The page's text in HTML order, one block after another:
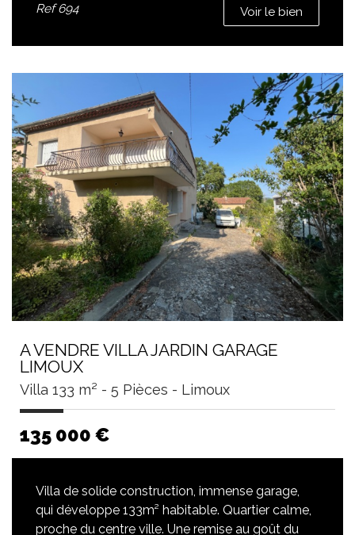
Ref694 Voir le bien
A VENDRE VILLA JARDIN GARAGE
LIMOUX
Villa 133 m² - 5 Pièces - Limoux
135 000 €
Villa de solide construction, immense garage,
qui développe 133m² habitable. Quartier calme,
proche du centre ville. Une remise au goût du